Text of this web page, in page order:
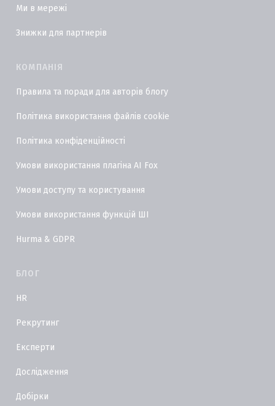
Ми в мережі
Знижки для партнерів
КОМПАНІЯ
Правила та поради для авторів блогу
Політика використання файлів cookie
Політика конфіденційності
Умови використання плагіна AI Fox
Умови доступу та користування
Умови використання функцій ШІ
Hurma & GDPR
БЛОГ
HR
Рекрутинг
Експерти
Дослідження
Добірки